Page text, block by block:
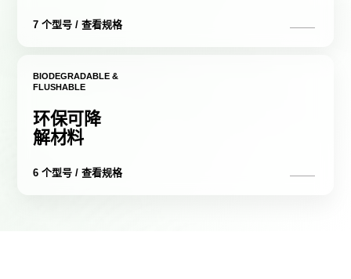
7 个型号 / 查看规格
BIODEGRADABLE &
FLUSHABLE
环保可降
解材料
6 个型号 / 查看规格